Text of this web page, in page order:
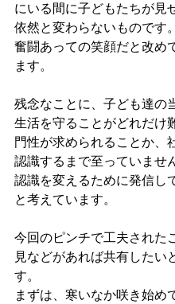
にいる間に子どもたちが見
依然と変わらないものです
奮闘あっての笑顔だと改め
ます。
残念なことに、子ども達の
生活を守ることがどれだけ
門性が求められることか、
認識するまで至っていませ
認識を変えるために発信し
と考えています。
今回のピンチで工夫された
見などがあれば共有したい
す。
まずは、寒いなか咲き始め